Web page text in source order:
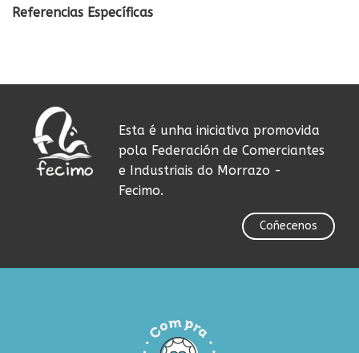
Referencias Específicas
Esta é unha iniciativa promovida
pola Federación de Comerciantes
e Industriais do Morrazo -
Fecimo.
Coñecenos